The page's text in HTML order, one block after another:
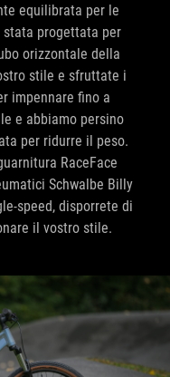
equilibrata per le
stata progettata per
orizzontale della
stile e sfruttate i
impennare fino a
e abbiamo persino
per ridurre il peso.
RaceFace
Schwalbe Billy
speed, disporrete di
il vostro stile.